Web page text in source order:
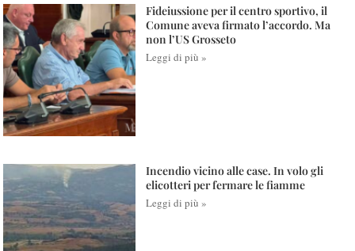
Fideiussione per il centro sportivo, il
Comune aveva firmato l’accordo. Ma
non l’US Grosseto
Leggi di più »
Incendio vicino alle case. In volo gli
elicotteri per fermare le fiamme
Leggi di più »